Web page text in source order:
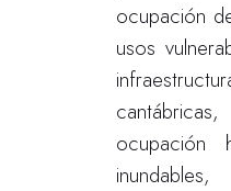
ocupación
usos
ocupación